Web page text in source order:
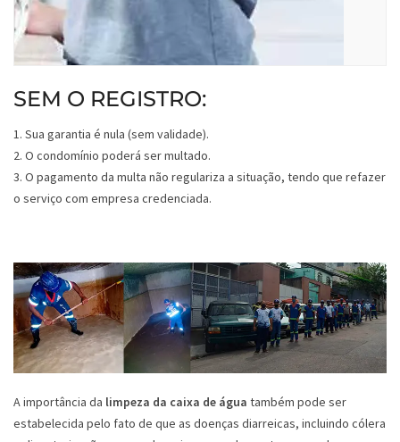
SEM O REGISTRO:
1. Sua garantia é nula (sem validade).
2. O condomínio poderá ser multado.
3. O pagamento da multa não regulariza a situação, tendo que refazer
o serviço com empresa credenciada.
A importância da limpeza da caixa de água também pode ser
estabelecida pelo fato de que as doenças diarreicas, incluindo cólera